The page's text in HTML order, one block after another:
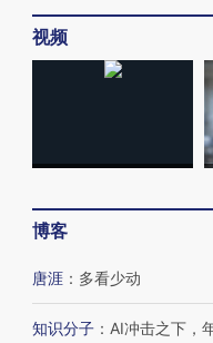
视频
博客
唐涯 ： 多看少动
知识分子 ： AI冲击之下，